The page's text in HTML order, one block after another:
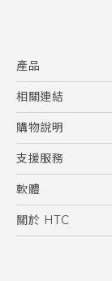
產品
5G
智慧型手機
配件
相關連結
HTC Research
購物說明
購物須知
訂單管理
付款方式
支援服務
到府收送維修服務
服務中心資訊
客戶服務佈告欄
軟體
應用程式
關於 HTC